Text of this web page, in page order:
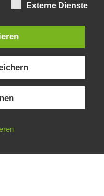
MwSt.
Externe Dienste